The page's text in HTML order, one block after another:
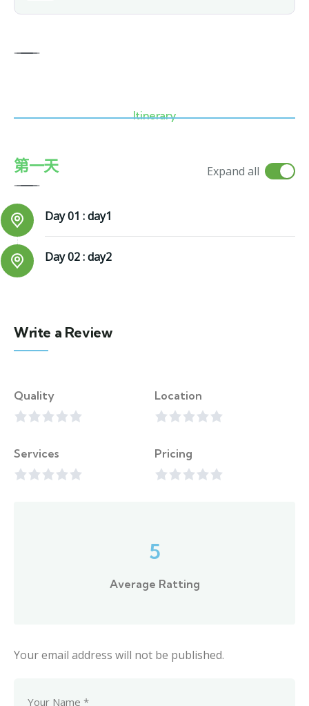
Itinerary
第一天 Expand all
Day 01 :day1
Day 02 :day2
Write a Review
Quality Location
Services Pricing
5
Average Ratting
Your email address will not be published.